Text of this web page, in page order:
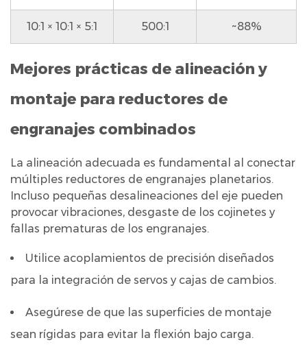
Errores
comunes
se
evitar
al
reductores
de
engranajes
10
Reflexiones
finales
sobre
diseño
10:1 × 10:1 × 5:1 500:1 ~88%
Mejores prácticas de alineación y
montaje para reductores de
engranajes combinados
La alineación adecuada es fundamental al conectar
múltiples reductores de engranajes planetarios.
Incluso pequeñas desalineaciones del eje pueden
provocar vibraciones, desgaste de los cojinetes y
fallas prematuras de los engranajes.
Utilice acoplamientos de precisión diseñados
para la integración de servos y cajas de cambios.
Asegúrese de que las superficies de montaje
sean rígidas para evitar la flexión bajo carga.